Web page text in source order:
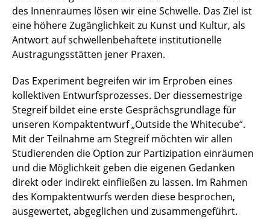
des Innenraumes lösen wir eine Schwelle. Das Ziel ist
eine höhere Zugänglichkeit zu Kunst und Kultur, als
Antwort auf schwellenbehaftete institutionelle
Austragungsstätten jener Praxen.
Das Experiment begreifen wir im Erproben eines
kollektiven Entwurfsprozesses. Der diessemestrige
Stegreif bildet eine erste Gesprächsgrundlage für
unseren Kompaktentwurf „Outside the Whitecube“.
Mit der Teilnahme am Stegreif möchten wir allen
Studierenden die Option zur Partizipation einräumen
und die Möglichkeit geben die eigenen Gedanken
direkt oder indirekt einfließen zu lassen. Im Rahmen
des Kompaktentwurfs werden diese besprochen,
ausgewertet, abgeglichen und zusammengeführt.